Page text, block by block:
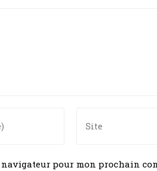
pour mon prochain